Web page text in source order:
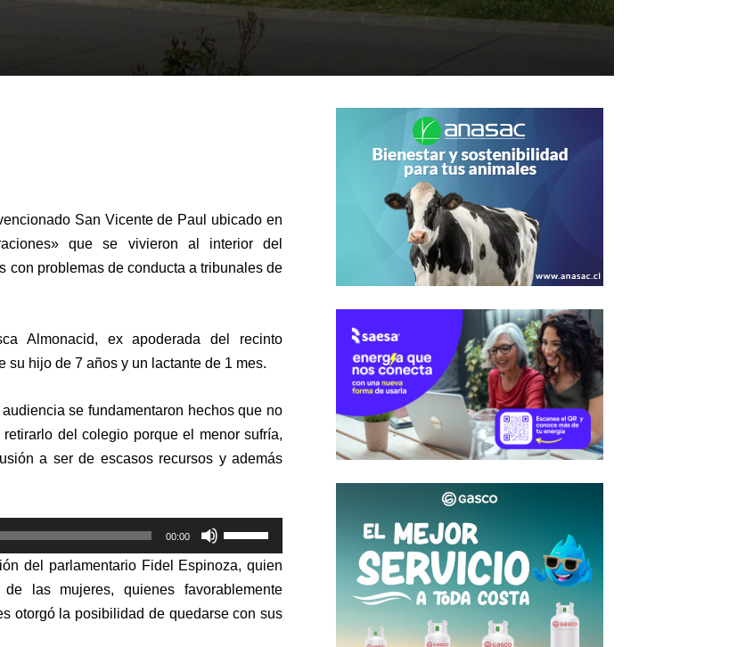
San Vicente de Paul ubicado en
que se vivieron al interior del
con problemas de conducta a tribunales de
Almonacid, ex apoderada del recinto
hijo de 7 años y un lactante de 1 mes.
se fundamentaron hechos que no
del colegio porque el menor sufría,
a ser de escasos recursos y además
00:00
las
teclas
de
flecha
del parlamentario Fidel Espinoza, quien
las mujeres, quienes favorablemente
otorgó la posibilidad de quedarse con sus